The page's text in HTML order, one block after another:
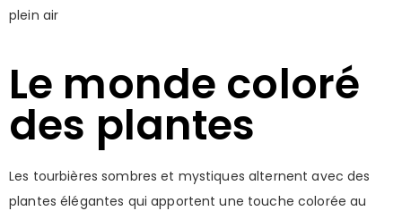
plein air
Le monde coloré
des plantes
Les tourbières sombres et mystiques alternent avec des
plantes élégantes qui apportent une touche colorée au